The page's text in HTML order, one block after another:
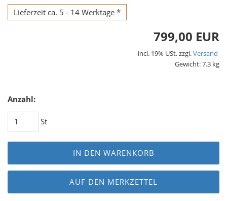
Lieferzeit ca. 5 - 14 Werktage *
799,00 EUR
incl. 19% USt. zzgl.Versand
Gewicht: 7.3 kg
Anzahl:
St
IN DEN WARENKORB
AUF DEN MERKZETTEL